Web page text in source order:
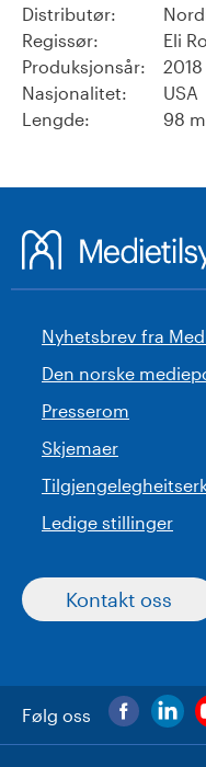
Distributør:
Regissør:
Eli
Produksjonsår:
2018
Nasjonalitet:
USA
Lengde:
98
Nyhetsbrev fra
Den norske
Presserom
Skjemaer
Ledige stillinger
Kontakt oss
Følg oss